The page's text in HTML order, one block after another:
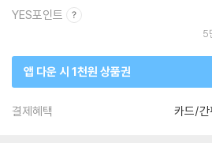
YES포인트
5
앱 다운 시 1천원 상품권
결제혜택 카드/간